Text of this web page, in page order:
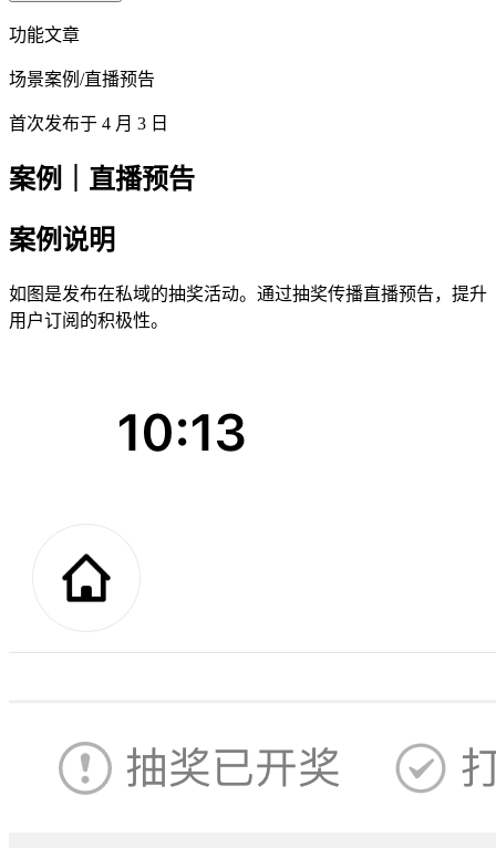
功能文章
场景案例 /直播预告
首次发布于 4 月 3 日
案例｜直播预告
案例说明
如图是发布在私域的抽奖活动。通过抽奖传播直播预告，提升
用户订阅的积极性。